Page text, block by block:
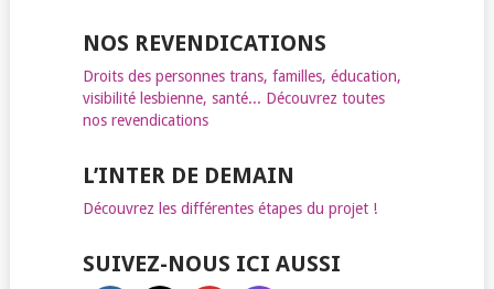
NOS REVENDICATIONS
Droits des personnes trans, familles, éducation,
visibilité lesbienne, santé... Découvrez toutes
nos revendications
L’INTER DE DEMAIN
Découvrez les différentes étapes du projet !
SUIVEZ-NOUS ICI AUSSI